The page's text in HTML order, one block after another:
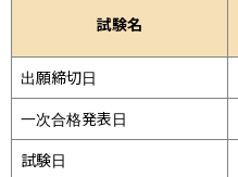
試験名
出願締切日
一次合格発表日
試験日